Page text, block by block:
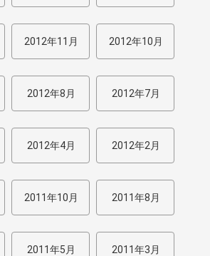
2012年11月 2012年10月
2012年8月 2012年7月
2012年4月 2012年2月
2011年10月 2011年8月
2011年5月 2011年3月